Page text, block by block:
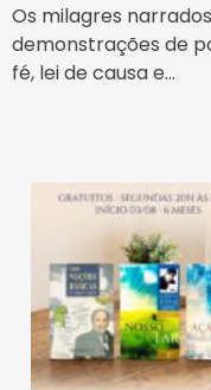
Os milagres
demonstrações de
fé, lei de causa e...